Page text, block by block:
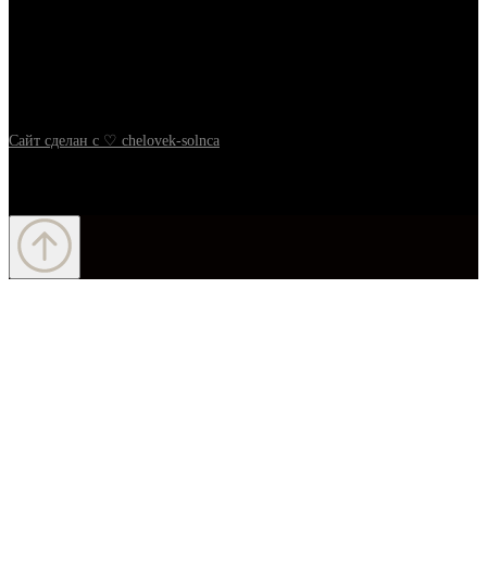
Сайт сделан c ♡ chelovek-solnca